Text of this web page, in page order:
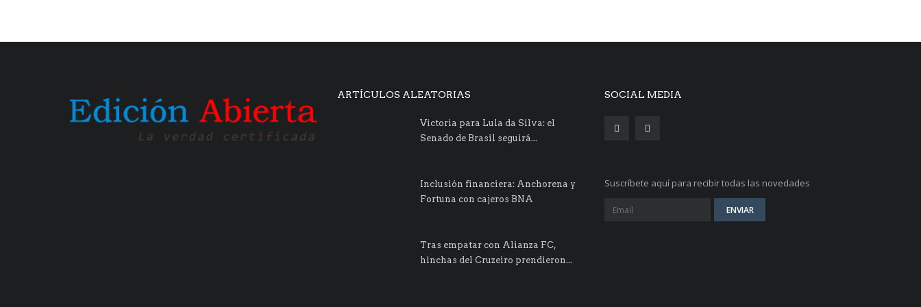
ARTÍCULOS ALEATORIAS
Victoria para Lula da Silva: el
Senado de Brasil seguirá...
Inclusión financiera: Anchorena y
Fortuna con cajeros BNA
Tras empatar con Alianza FC,
hinchas del Cruzeiro prendieron...
SOCIAL MEDIA
Suscríbete aquí para recibir todas las novedades